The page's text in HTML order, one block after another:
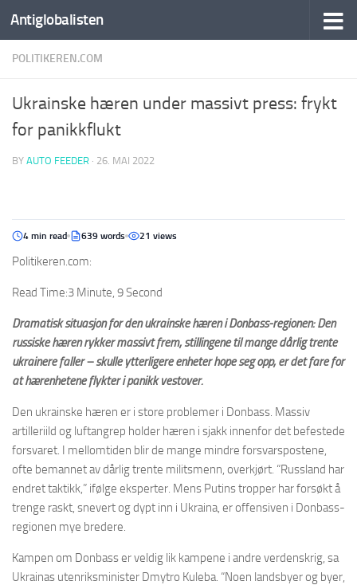
Antiglobalisten
POLITIKEREN.COM
Ukrainske hæren under massivt press: frykt
for panikkflukt
BY AUTO FEEDER · 26. MAI 2022
4 min read 639 words 21 views
Politikeren.com:
Read Time:3 Minute, 9 Second
Dramatisk situasjon for den ukrainske hæren i Donbass-regionen: Den
russiske hæren rykker massivt frem, stillingene til mange dårlig trente
ukrainere faller – skulle ytterligere enheter hope seg opp, er det fare for
at hærenhetene flykter i panikk vestover.
Den ukrainske hæren er i store problemer i Donbass. Massiv
artilleriild og luftangrep holder hæren i sjakk innenfor det befestede
forsvaret. I mellomtiden blir de mange mindre forsvarspostene,
ofte bemannet av dårlig trente militsmenn, overkjørt. “Russland har
endret taktikk,” ifølge eksperter. Mens Putins tropper har forsøkt å
trenge raskt, snevert og dypt inn i Ukraina, er offensiven i Donbass-
regionen mye bredere.
Kampen om Donbass er veldig lik kampene i andre verdenskrig, sa
Ukrainas utenriksminister Dmytro Kuleba. “Noen landsbyer og byer,